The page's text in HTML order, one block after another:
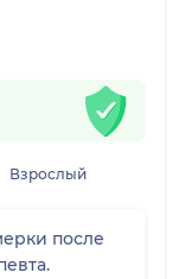
Взрослый
после